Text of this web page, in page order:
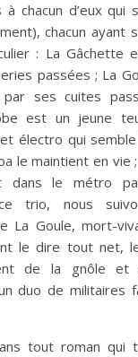
à chacun d’eux qui
chacun ayant
: La Gâchette
passées ; La
ses cuites
est un jeune
électro qui
le maintient en
dans le métro
trio, nous
La Goule, mort-
le dire tout net,
de la gnôle et
duo de militaires
tout roman qui